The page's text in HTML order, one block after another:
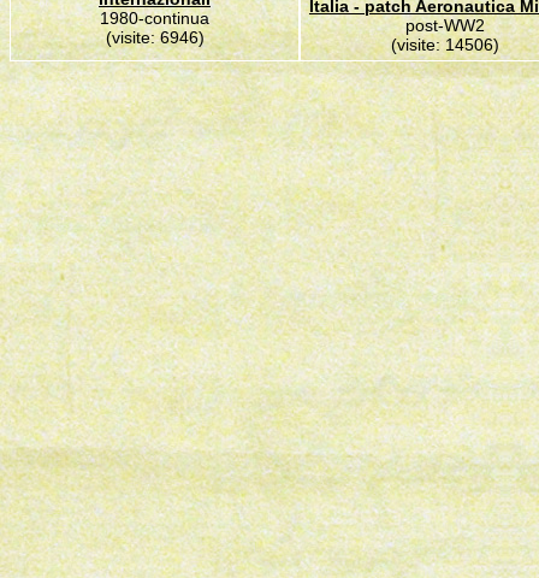
1980-continua
(visite: 6946)
Italia - patch Aeronautica
post-WW2
(visite: 14506)